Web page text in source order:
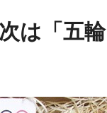
は「五